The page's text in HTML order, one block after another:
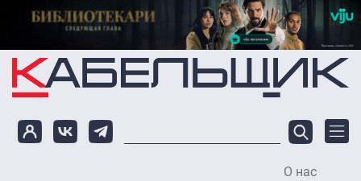
Перейти к основному содержанию
О нас